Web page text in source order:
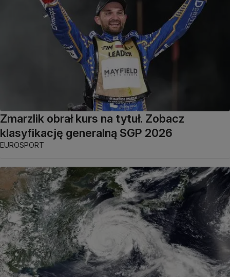
Zmarzlik obrał kurs na tytuł. Zobacz
klasyfikację generalną SGP 2026
EUROSPORT